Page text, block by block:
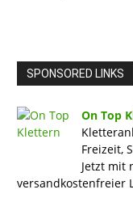
SPONSORED LINKS
On Top
Freizeit,
Jetzt mit
versandkostenfreier